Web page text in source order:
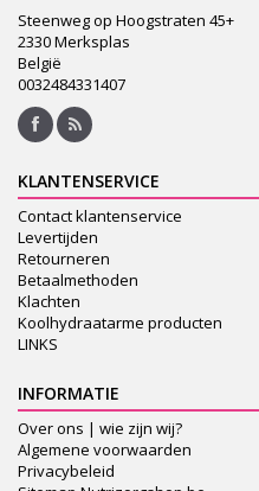
Steenweg op Hoogstraten 45+
2330 Merksplas
België
0032484331407
KLANTENSERVICE
Contact klantenservice
Levertijden
Retourneren
Betaalmethoden
Klachten
Koolhydraatarme producten
LINKS
INFORMATIE
Over ons | wie zijn wij?
Algemene voorwaarden
Privacybeleid